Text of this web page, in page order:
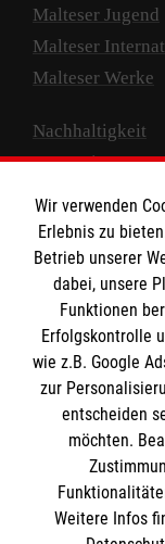
Malteser Jugend
Malteser
Malteser Werke
Nachhaltigkeit
Prävention
Compliance
Transparenz
Spenden und
Spendenkonto
Empfänger:
IBAN: DE10
BIC: GENODED
Wir verwenden
Erlebnis zu
Betrieb unserer
dabei, unsere
Funktionen
Erfolgskontrolle
wie z.B. Google
zur
entscheiden
möchten.
Weitere Infos